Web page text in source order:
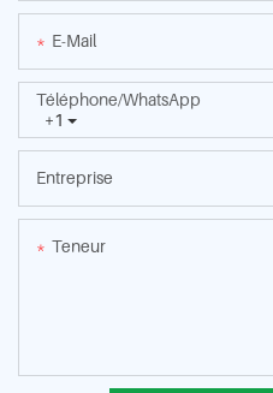
E-Mail
+1
Téléphone/WhatsApp
Entreprise
Teneur